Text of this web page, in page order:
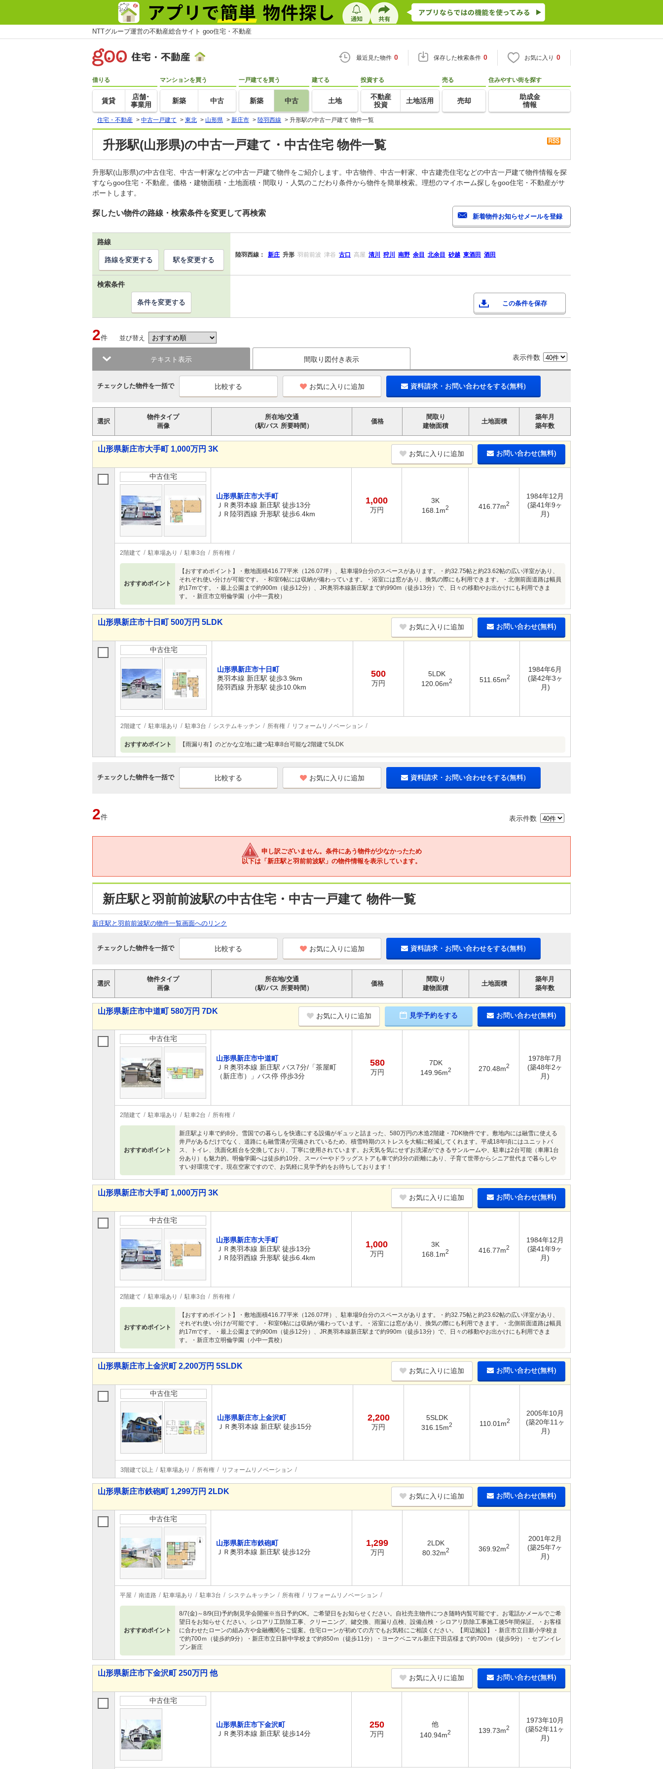
NTTグループ運営の不動産総合サイト goo住宅・不動産
最近見た物件 0 保存した検索条件 0 お気に入り 0
借りる
賃貸
店舗･
事業用
マンションを買う
新築 中古
一戸建てを買う
新築 中古
建てる
土地
投資する
不動産
投資
土地活用
売る
売却
住みやすい街を探す
助成金
情報
住宅・不動産 > 中古一戸建て > 東北 > 山形県 > 新庄市 > 陸羽西線 > 升形駅の中古一戸建て 物件一覧
升形駅(山形県)の中古一戸建て・中古住宅 物件一覧
升形駅(山形県)の中古住宅、中古一軒家などの中古一戸建て物件をご紹介します。中古物件、中古一軒家、中古建売住宅などの中古一戸建て物件情報を探
すならgoo住宅・不動産。価格・建物面積・土地面積・間取り・人気のこだわり条件から物件を簡単検索。理想のマイホーム探しをgoo住宅・不動産がサ
ポートします。
探したい物件の路線・検索条件を変更して再検索
路線
陸羽西線： 新庄 升形 羽前前波 津谷 古口 高屋 清川 狩川 南野 余目 北余目 砂越 東酒田 酒田
路線を変更する 駅を変更する
検索条件
この条件を保存
条件を変更する
2件 並び替え
テキスト表示 間取り図付き表示 表示件数
チェックした物件を一括で お気に入りに追加 資料請求・お問い合わせをする(無料)
選択
物件タイプ
画像
所在地/交通
（駅/バス 所要時間）
価格
間取り
建物面積
土地面積
築年月
築年数
山形県新庄市大手町 1,000万円 3K
お気に入りに追加 お問い合わせ(無料)
中古住宅
山形県新庄市大手町
ＪＲ奥羽本線 新庄駅 徒歩13分
ＪＲ陸羽西線 升形駅 徒歩6.4km
1,000
万円
3K
168.1m2 416.77m2
1984年12月
(築41年9ヶ
月)
2階建て 駐車場あり 駐車3台 所有権
おすすめポイント
【おすすめポイント】・敷地面積416.77平米（126.07坪）、駐車場9台分のスペースがあります。・約32.75帖と約23.62帖の広い洋室があり、
それぞれ使い分けが可能です。・和室6帖には収納が備わっています。・浴室には窓があり、換気の際にも利用できます。・北側前面道路は幅員
約17mです。・最上公園まで約900m（徒歩12分）、JR奥羽本線新庄駅まで約990m（徒歩13分）で、日々の移動やお出かけにも利用できま
す。・新庄市立明倫学園（小中一貫校）
山形県新庄市十日町 500万円 5LDK
お気に入りに追加 お問い合わせ(無料)
中古住宅
山形県新庄市十日町
奥羽本線 新庄駅 徒歩3.9km
陸羽西線 升形駅 徒歩10.0km
500
万円
5LDK
120.06m2 511.65m2
1984年6月
(築42年3ヶ
月)
2階建て 駐車場あり 駐車3台 システムキッチン 所有権 リフォームリノベーション
おすすめポイント 【雨漏り有】のどかな立地に建つ駐車8台可能な2階建て5LDK
チェックした物件を一括で お気に入りに追加 資料請求・お問い合わせをする(無料)
2件 表示件数
申し訳ございません。条件にあう物件が少なかったため
以下は「新庄駅と羽前前波駅」の物件情報を表示しています。
新庄駅と羽前前波駅の中古住宅・中古一戸建て 物件一覧
新庄駅と羽前前波駅の物件一覧画面へのリンク
チェックした物件を一括で お気に入りに追加 資料請求・お問い合わせをする(無料)
選択
物件タイプ
画像
所在地/交通
（駅/バス 所要時間）
価格
間取り
建物面積
土地面積
築年月
築年数
山形県新庄市中道町 580万円 7DK
お気に入りに追加 見学予約をする お問い合わせ(無料)
中古住宅
山形県新庄市中道町
ＪＲ奥羽本線 新庄駅 バス7分/「茶屋町
（新庄市）」バス停 停歩3分
580
万円
7DK
149.96m2 270.48m2
1978年7月
(築48年2ヶ
月)
2階建て 駐車場あり 駐車2台 所有権
おすすめポイント
新庄駅より車で約8分。雪国での暮らしを快適にする設備がギュッと詰まった、580万円の木造2階建・7DK物件です。敷地内には融雪に使える
井戸があるだけでなく、道路にも融雪溝が完備されているため、積雪時期のストレスを大幅に軽減してくれます。平成18年頃にはユニットバ
ス、トイレ、洗面化粧台を交換しており、丁寧に使用されています。お天気を気にせずお洗濯ができるサンルームや、駐車は2台可能（車庫1台
分あり）も魅力的。明倫学園へは徒歩約10分、スーパーやドラッグストアも車で約3分の距離にあり、子育て世帯からシニア世代まで暮らしや
すい好環境です。現在空家ですので、お気軽に見学予約をお待ちしております！
山形県新庄市大手町 1,000万円 3K
お気に入りに追加 お問い合わせ(無料)
中古住宅
山形県新庄市大手町
ＪＲ奥羽本線 新庄駅 徒歩13分
ＪＲ陸羽西線 升形駅 徒歩6.4km
1,000
万円
3K
168.1m2 416.77m2
1984年12月
(築41年9ヶ
月)
2階建て 駐車場あり 駐車3台 所有権
おすすめポイント
【おすすめポイント】・敷地面積416.77平米（126.07坪）、駐車場9台分のスペースがあります。・約32.75帖と約23.62帖の広い洋室があり、
それぞれ使い分けが可能です。・和室6帖には収納が備わっています。・浴室には窓があり、換気の際にも利用できます。・北側前面道路は幅員
約17mです。・最上公園まで約900m（徒歩12分）、JR奥羽本線新庄駅まで約990m（徒歩13分）で、日々の移動やお出かけにも利用できま
す。・新庄市立明倫学園（小中一貫校）
山形県新庄市上金沢町 2,200万円 5SLDK
お気に入りに追加 お問い合わせ(無料)
中古住宅
山形県新庄市上金沢町
ＪＲ奥羽本線 新庄駅 徒歩15分
2,200
万円
5SLDK
316.15m2 110.01m2
2005年10月
(築20年11ヶ
月)
3階建て以上 駐車場あり 所有権 リフォームリノベーション
山形県新庄市鉄砲町 1,299万円 2LDK
お気に入りに追加 お問い合わせ(無料)
中古住宅
山形県新庄市鉄砲町
ＪＲ奥羽本線 新庄駅 徒歩12分
1,299
万円
2LDK
80.32m2 369.92m2
2001年2月
(築25年7ヶ
月)
平屋 南道路 駐車場あり 駐車3台 システムキッチン 所有権 リフォームリノベーション
おすすめポイント
8/7(金)～8/9(日)予約制見学会開催※当日予約OK。ご希望日をお知らせください。自社売主物件につき随時内覧可能です。お電話かメールでご希
望日をお知らせください。シロアリ工防除工事、クリーニング、鍵交換、雨漏り点検、設備点検・シロアリ防除工事施工後5年間保証。・お客様
に合わせたローンの組み方や金融機関をご提案。住宅ローンが初めての方でもお気軽にご相談ください。【周辺施設】・新庄市立日新小学校ま
で約700ｍ（徒歩約9分）・新庄市立日新中学校まで約850ｍ（徒歩11分）・ヨークベニマル新庄下田店様まで約700ｍ（徒歩9分）・セブンイレ
ブン新庄
山形県新庄市下金沢町 250万円 他
お気に入りに追加 お問い合わせ(無料)
中古住宅
山形県新庄市下金沢町
ＪＲ奥羽本線 新庄駅 徒歩14分
250
万円
他
140.94m2 139.73m2
1973年10月
(築52年11ヶ
月)